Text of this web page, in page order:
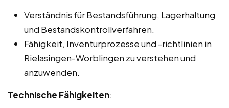
Verständnis für Bestandsführung, Lagerhaltung
und Bestandskontrollverfahren.
Fähigkeit, Inventurprozesse und -richtlinien in
Rielasingen-Worblingen zu verstehen und
anzuwenden.
Technische Fähigkeiten: